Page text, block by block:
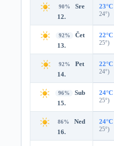
90%
Sre
12.
23°C
24°)
92%
Čet
13.
22°C
25°)
92%
Pet
14.
22°C
24°)
96%
Sub
15.
24°C
25°)
86%
Ned
16.
24°C
25°)